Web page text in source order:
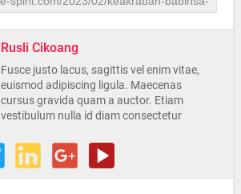
Rusli Cikoang
Fusce justo lacus, sagittis vel enim vitae,
euismod adipiscing ligula. Maecenas
cursus gravida quam a auctor. Etiam
vestibulum nulla id diam consectetur